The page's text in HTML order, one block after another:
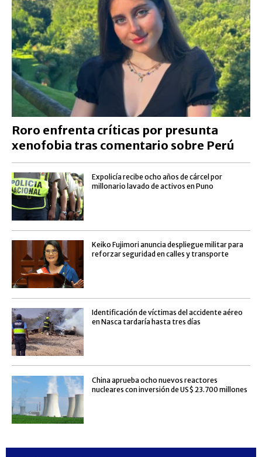
Roro enfrenta críticas por presunta
xenofobia tras comentario sobre Perú
Expolicía recibe ocho años de cárcel por
millonario lavado de activos en Puno
Keiko Fujimori anuncia despliegue militar para
reforzar seguridad en calles y transporte
Identificación de víctimas del accidente aéreo
en Nasca tardaría hasta tres días
China aprueba ocho nuevos reactores
nucleares con inversión de US$ 23.700 millones